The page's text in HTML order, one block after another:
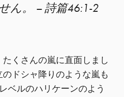
ん。 – 詩篇46:1-2
くさんの嵐に直面しまし
ドシャ降りのような嵐も
ベルのハリケーンのよう